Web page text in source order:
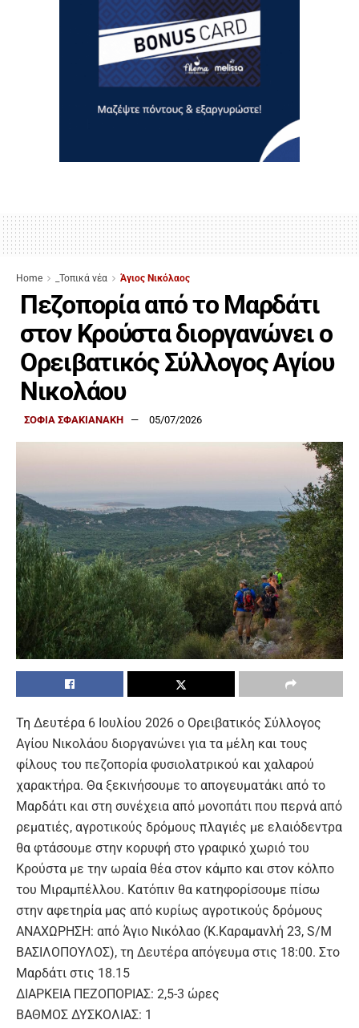
Home _Τοπικά νέα Άγιος Νικόλαος
Πεζοπορία από το Μαρδάτι
στον Κρούστα διοργανώνει ο
Ορειβατικός Σύλλογος Αγίου
Νικολάου
ΣΟΦΙΑ ΣΦΑΚΙΑΝΑΚΗ 05/07/2026
Τη Δευτέρα 6 Ιουλίου 2026 ο Ορειβατικός Σύλλογος
Αγίου Νικολάου διοργανώνει για τα μέλη και τους
φίλους του πεζοπορία φυσιολατρικού και χαλαρού
χαρακτήρα. Θα ξεκινήσουμε το απογευματάκι από το
Μαρδάτι και στη συνέχεια από μονοπάτι που περνά από
ρεματιές, αγροτικούς δρόμους πλαγιές με ελαιόδεντρα
θα φτάσουμε στην κορυφή στο γραφικό χωριό του
Κρούστα με την ωραία θέα στον κάμπο και στον κόλπο
του Μιραμπέλλου. Κατόπιν θα κατηφορίσουμε πίσω
στην αφετηρία μας από κυρίως αγροτικούς δρόμους
ΑΝΑΧΩΡΗΣΗ: από Άγιο Νικόλαο (Κ.Καραμανλή 23, S/M
ΒΑΣΙΛΟΠΟΥΛΟΣ), τη Δευτέρα απόγευμα στις 18:00. Στο
Μαρδάτι στις 18.15
ΔΙΑΡΚΕΙΑ ΠΕΖΟΠΟΡΙΑΣ: 2,5-3 ώρες
ΒΑΘΜΟΣ ΔΥΣΚΟΛΙΑΣ: 1